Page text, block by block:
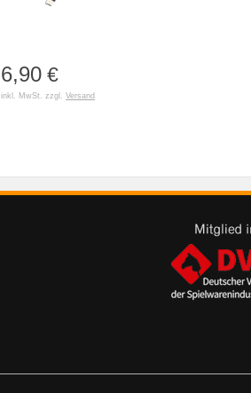
6,90 €
inkl. MwSt. zzgl. Versand